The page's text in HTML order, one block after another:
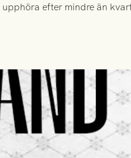
efter mindre än